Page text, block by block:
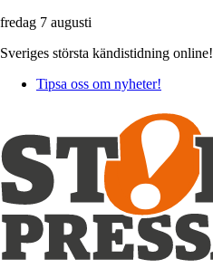
fredag 7 augusti
Sveriges största kändistidning online!
Tipsa oss om nyheter!